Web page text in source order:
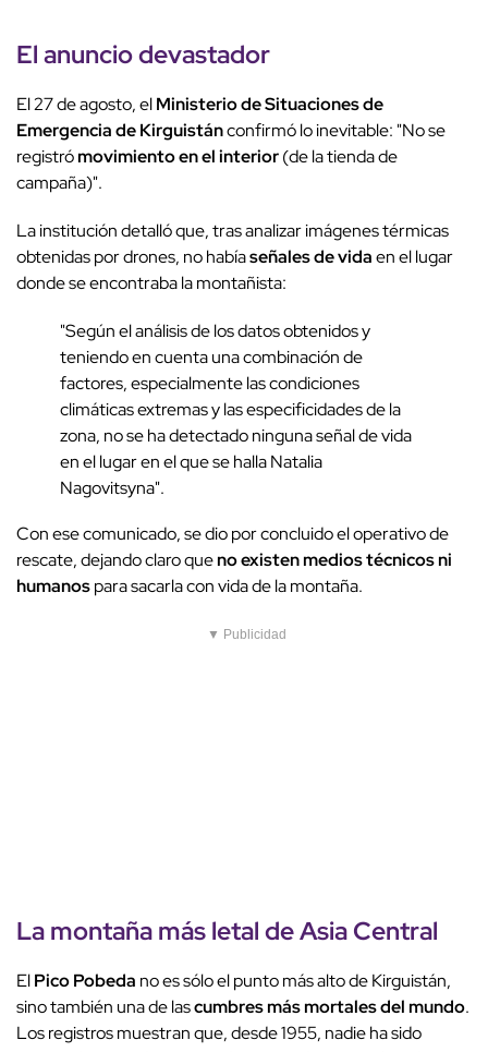
El anuncio devastador
El 27 de agosto, elMinisterio de Situaciones de
Emergencia de Kirguistánconfirmó lo inevitable: "No se
registrómovimiento en el interior(de la tienda de
campaña)".
La institución detalló que, tras analizar imágenes térmicas
obtenidas por drones, no habíaseñales de vidaen el lugar
donde se encontraba la montañista:
"Según el análisis de los datos obtenidos y
teniendo en cuenta una combinación de
factores, especialmente las condiciones
climáticas extremas y las especificidades de la
zona, no se ha detectado ninguna señal de vida
en el lugar en el que se halla Natalia
Nagovitsyna".
Con ese comunicado, se dio por concluido el operativo de
rescate, dejando claro queno existen medios técnicos ni
humanospara sacarla con vida de la montaña.
▼ Publicidad
Lamontaña más letal de Asia Central
ElPico Pobeda no es sólo el punto más alto de Kirguistán,
sino también una de lascumbres más mortales del mundo.
Los registros muestran que, desde 1955, nadie ha sido